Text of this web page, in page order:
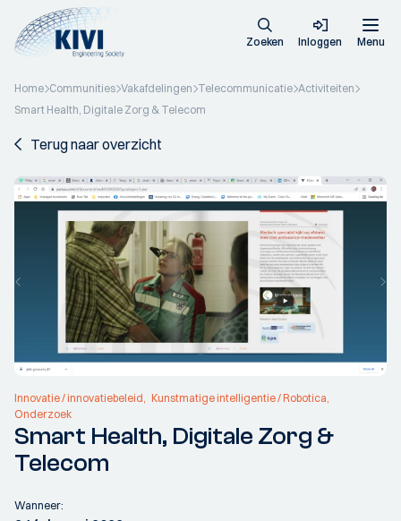
Zoeken Inloggen Menu
Home Communities Vakafdelingen Telecommunicatie Activiteiten
Smart Health, Digitale Zorg & Telecom
Terug naar overzicht
Innovatie / innovatiebeleid
Kunstmatige intelligentie / Robotica
Onderzoek
Smart Health, Digitale Zorg &
Telecom
Wanneer: